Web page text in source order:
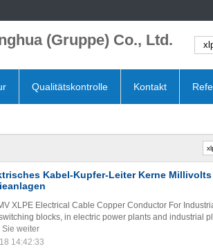
(Gruppe) Co., Ltd.
Qualitätskontrolle Kontakt
Kabel-Kupfer-Leiter Kerne Millivolts
XLPE Electrical Cable Copper Conductor For
blocks, in electric power plants and industrial
Sie weiter
14:42:33